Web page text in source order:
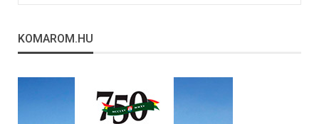
KOMAROM.HU